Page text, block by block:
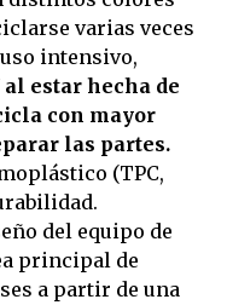
varias veces
intensivo,
al estar hecha de
con mayor
las partes.
(TPC,
del equipo de
principal de
a partir de una